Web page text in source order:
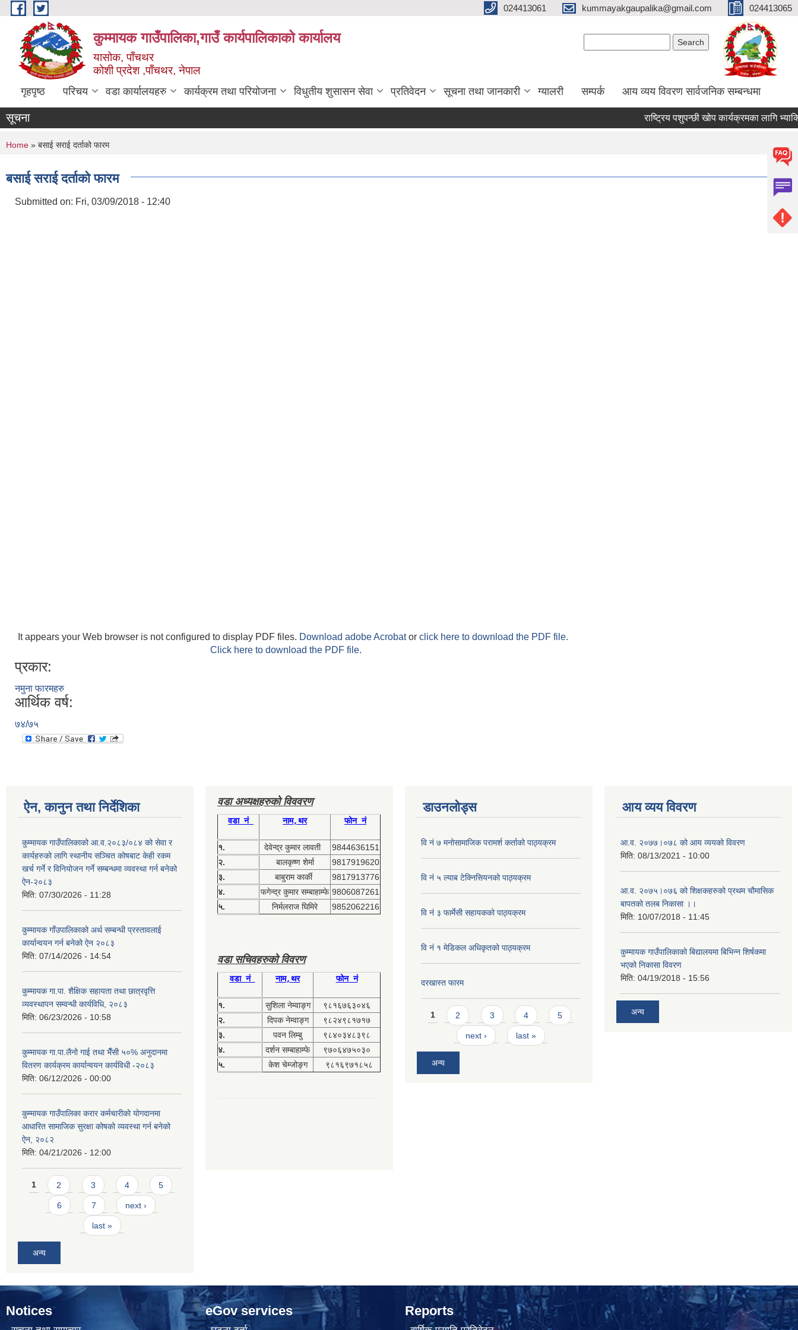
Skip to main content 024413061 kummayakgaupalika@gmail.com 024413065
कुम्मायक गाउँपालिका,गाउँ कार्यपालिकाको कार्यालय
यासोक, पाँचथर
कोशी प्रदेश ,पाँचथर, नेपाल
गृहपृष्ठ परिचय वडा कार्यालयहरु कार्यक्रम तथा परियोजना विधुतीय शुसासन सेवा प्रतिवेदन सूचना तथा जानकारी ग्यालरी सम्पर्क आय व्यय विवरण सार्वजनिक सम्बन्धमा
सूचना राष्ट्रिय पशुपन्छी खोप कार्यक्रमका लागि
You are here
Home » बसाई सराई दर्ताको फारम
बसाई सराई दर्ताको फारम
Submitted on: Fri, 03/09/2018 - 12:40
It appears your Web browser is not configured to display PDF files. Download adobe Acrobator click here to download the PDF file.
Click here to download the PDF file.
प्रकार:
नमुना फारमहरु
आर्थिक वर्ष:
७४/७५
ऐन, कानुन तथा निर्देशिका
कुम्मायक गाउँपालिकाको आ.व.२०८३/०८४ को सेवा र
कार्यहरुको लागि स्थानीय सञ्चित कोषबाट केही रकम
खर्च गर्ने र विनियोजन गर्ने सम्बन्धमा व्यवस्था गर्न बनेको
ऐन-२०८३
मिति: 07/30/2026 - 11:28
कुम्मायक गाँउपालिकाको अर्थ सम्बन्धी प्रस्तावलाई
कार्यान्वयन गर्न बनेको ऐन २०८३
मिति: 07/14/2026 - 14:54
कुम्मायक गा.पा. शैक्षिक सहायता तथा छात्रवृत्ति
व्यवस्थापन सम्वन्धी कार्यविधि, २०८३
मिति: 06/23/2026 - 10:58
कुम्मायक गा.पा.लैनो गाई तथा भैँसी ५०% अनुदानमा
वितरण कार्यक्रम कार्यान्वयन कार्यविधी -२०८३
मिति: 06/12/2026 - 00:00
कुम्मायक गाउँपालिका करार कर्मचारीको योगदानमा
आधारित सामाजिक सुरक्षा कोषको व्यवस्था गर्न बनेको
ऐन, २०८२
मिति: 04/21/2026 - 12:00
Pages
1 2 3 4 5
6 7 next ›
last »
अन्य
वडा अध्यक्षहरुको विववरण
वडा नं नाम,थर फोन नं
१. देवेन्द्र कुमार लावती
9844636151
२.
बालकृष्ण शेर्मा
9817919620
३.
बाबुराम कार्की
9817913776
४.
फगेन्द्र कुमार सम्बाहाम्फे 9806087261
५.
निर्मलराज घिमिरे 9852062216
वडा सचिवहरुको विवरण
वडा नं नाम,थर फोन नं
१. सुशिला नेम्वाङ्ग
९८१६७६३०४६
२.
दिपक नेम्वाङ्ग
९८२४९८१७१७
३.
पवन लिम्बु
९८४०३४८३९८
४.
दर्शन सम्बाहाम्फे
९७०६४७५०३०
५.
केश चेम्जोङ्ग ९८१६९७१८५८
डाउनलोड्स
वि नं ७ मनोसामाजिक परामर्श कर्ताको पाठ्यक्रम
वि नं ५ ल्याब टेक्निसियनको पाठ्यक्रम
वि नं ३ फार्मेसी सहायकको पाठ्यक्रम
वि नं १ मेडिकल अधिकृतको पाठ्यक्रम
दरखास्त फारम
Pages
1 2 3 4 5
next › last »
अन्य
आय व्यय विवरण
आ.व. २०७७।०७८ को आय व्ययको विवरण
मिति: 08/13/2021 - 10:00
आ.व. २०७५।०७६ को शिक्षकहरुको प्रथम चौमासिक
बापतको तलब निकासा ।।
मिति: 10/07/2018 - 11:45
कुम्मायक गाउँपालिकाको बिद्यालयमा बिभिन्न शिर्षकमा
भएको निकासा विवरण
मिति: 04/19/2018 - 15:56
अन्य
Notices eGov services Reports